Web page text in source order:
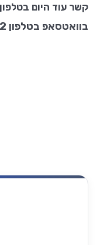
קשר עוד היום בטלפון: 03-
בוואטסאפ בטלפון 055-6876752).